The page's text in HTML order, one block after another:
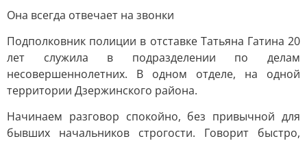
Она всегда отвечает на звонки
Подполковник полиции в отставке Татьяна Гатина 20
лет служила в подразделении по делам
несовершеннолетних. В одном отделе, на одной
территории Дзержинского района.
Начинаем разговор спокойно, без привычной для
бывших начальников строгости. Говорит быстро,